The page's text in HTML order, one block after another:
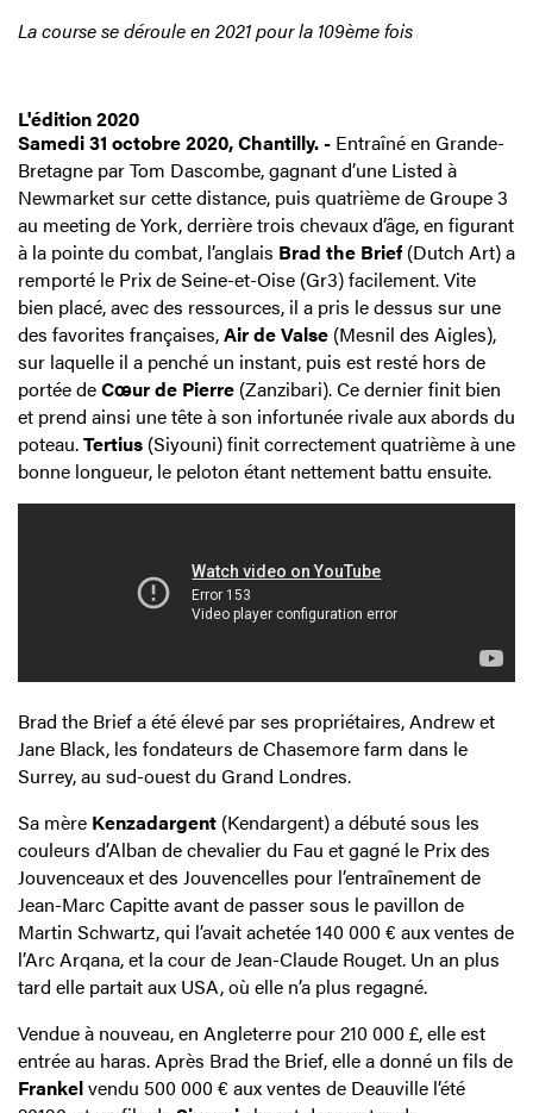
La course se déroule en 2021 pour la 109ème fois
L'édition 2020
Samedi 31 octobre 2020, Chantilly. - Entraîné en Grande-
Bretagne par Tom Dascombe, gagnant d’une Listed à
Newmarket sur cette distance, puis quatrième de Groupe 3
au meeting de York, derrière trois chevaux d’âge, en figurant
à la pointe du combat, l’anglais Brad the Brief (Dutch Art) a
remporté le Prix de Seine-et-Oise (Gr3) facilement. Vite
bien placé, avec des ressources, il a pris le dessus sur une
des favorites françaises,Air de Valse (Mesnil des Aigles),
sur laquelle il a penché un instant, puis est resté hors de
portée deCœur de Pierre (Zanzibari). Ce dernier finit bien
et prend ainsi une tête à son infortunée rivale aux abords du
poteau.Tertius (Siyouni) finit correctement quatrième à une
bonne longueur, le peloton étant nettement battu ensuite.
Brad the Brief a été élevé par ses propriétaires, Andrew et
Jane Black, les fondateurs de Chasemore farm dans le
Surrey, au sud-ouest du Grand Londres.
Sa mère Kenzadargent (Kendargent) a débuté sous les
couleurs d’Alban de chevalier du Fau et gagné le Prix des
Jouvenceaux et des Jouvencelles pour l’entraînement de
Jean-Marc Capitte avant de passer sous le pavillon de
Martin Schwartz, qui l’avait achetée 140 000 € aux ventes de
l’Arc Arqana, et la cour de Jean-Claude Rouget. Un an plus
tard elle partait aux USA, où elle n’a plus regagné.
Vendue à nouveau, en Angleterre pour 210 000 £, elle est
entrée au haras. Après Brad the Brief, elle a donné un fils de
Frankelvendu 500 000 € aux ventes de Deauville l’été